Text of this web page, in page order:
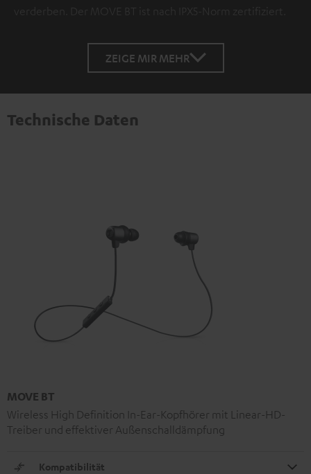
verderben. Der MOVE BT ist nach IPX5-Norm zertifiziert.
ZEIGE MIR MEHR
Technische Daten
MOVE BT
Wireless High Definition In-Ear-Kopfhörer mit Linear-HD-
Treiber und effektiver Außenschalldämpfung
Kompatibilität